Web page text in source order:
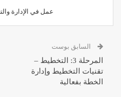
عمل في الإدارة
السابق بوست
المرحلة 3: التخطيط –
تقنيات التخطيط وإدارة
الخطة بفعالية